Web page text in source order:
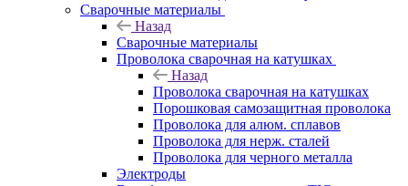
Сварочные материалы
Назад
Сварочные материалы
Проволока сварочная на катушках
Назад
Проволока сварочная на катушках
Порошковая самозащитная проволока
Проволока для алюм. сплавов
Проволока для нерж. сталей
Проволока для черного металла
Электроды